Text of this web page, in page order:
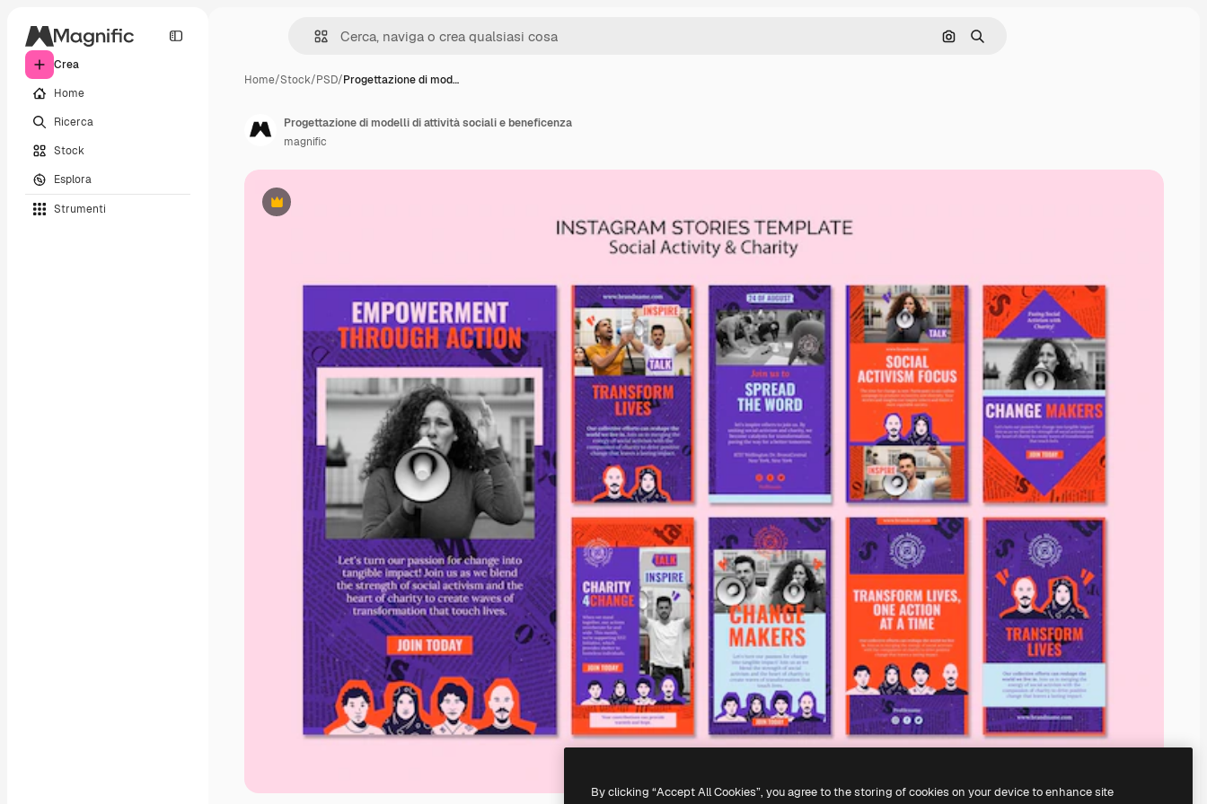
Crea
Home
Ricerca
Stock
Esplora
Strumenti
Cerca per immagine
Ricerca
Home/Stock/PSD/Progettazione di mod…
Premium
Progettazione di modelli di attività sociali e beneficenza
magnific
By clicking “Accept All Cookies”, you agree to the storing of cookies on your device to enhance site